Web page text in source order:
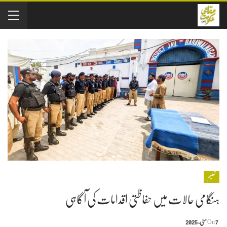
تعلیم
ہنگامی حالات میں حفاظتی اقدامات کی آگاہی
On 7 مئی, 2025